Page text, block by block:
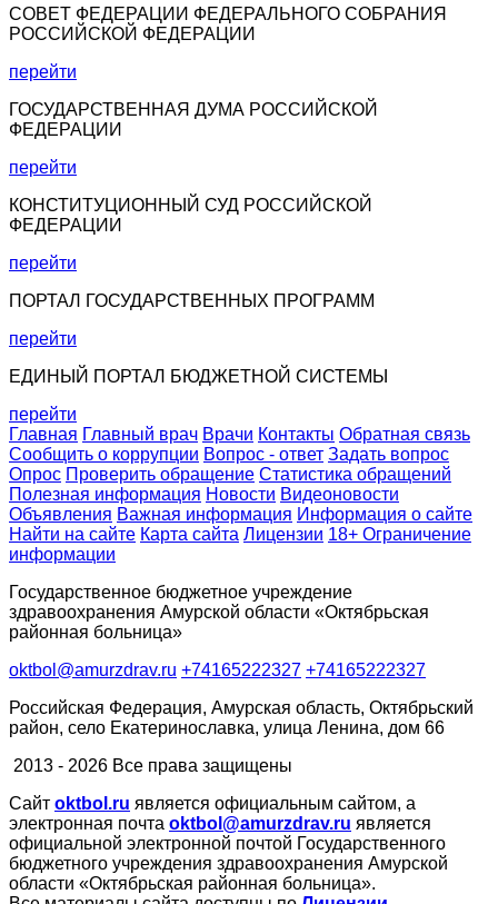
СОВЕТ ФЕДЕРАЦИИ ФЕДЕРАЛЬНОГО СОБРАНИЯ
РОССИЙСКОЙ ФЕДЕРАЦИИ
перейти
ГОСУДАРСТВЕННАЯ ДУМА РОССИЙСКОЙ
ФЕДЕРАЦИИ
перейти
КОНСТИТУЦИОННЫЙ СУД РОССИЙСКОЙ
ФЕДЕРАЦИИ
перейти
ПОРТАЛ ГОСУДАРСТВЕННЫХ ПРОГРАММ
перейти
ЕДИНЫЙ ПОРТАЛ БЮДЖЕТНОЙ СИСТЕМЫ
перейти
Главная Главный врач Врачи Контакты Обратная связь
Сообщить о коррупции Вопрос - ответ Задать вопрос
Опрос Проверить обращение Статистика обращений
Полезная информация Новости Видеоновости
Объявления Важная информация Информация о сайте
Найти на сайте Карта сайта Лицензии 18+ Ограничение
информации
Государственное бюджетное учреждение
здравоохранения Амурской области «Октябрьская
районная больница»
oktbol@amurzdrav.ru +74165222327 +74165222327
Российская Федерация, Амурская область, Октябрьский
район, село Екатеринославка, улица Ленина, дом 66
2013 - 2026 Все права защищены
Сайт oktbol.ru является официальным сайтом, а
электронная почта oktbol@amurzdrav.ru является
официальной электронной почтой Государственного
бюджетного учреждения здравоохранения Амурской
области «Октябрьская районная больница».